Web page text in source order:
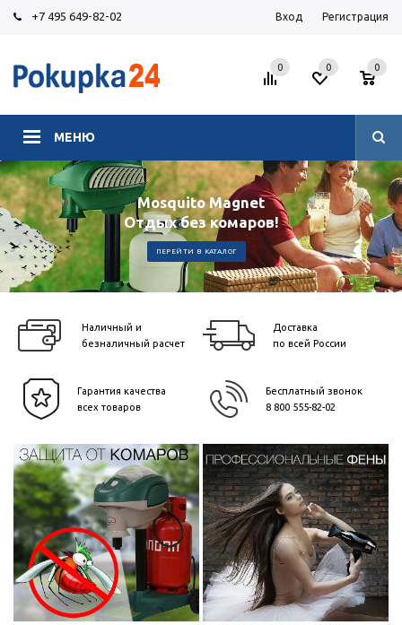
+7 495 649-82-02 Вход Регистрация
МЕНЮ
0 0
0
Mosquito Magnet
Отдых без комаров!
ПЕРЕЙТИ В КАТАЛОГ
Наличный и
безналичный расчет
Доставка
по всей России
Гарантия качества
всех товаров
Бесплатный звонок
8 800 555-82-02